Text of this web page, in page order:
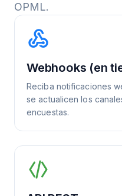
OPML.
Webhooks (en
Reciba notificaciones
se actualicen los
encuestas.